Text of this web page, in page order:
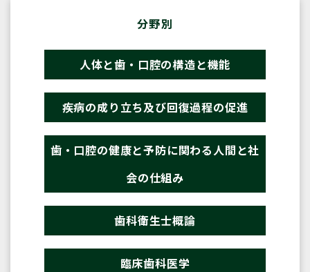
分野別
人体と歯・口腔の構造と機能
疾病の成り立ち及び回復過程の促進
歯・口腔の健康と予防に関わる人間と社
会の仕組み
歯科衛生士概論
臨床歯科医学